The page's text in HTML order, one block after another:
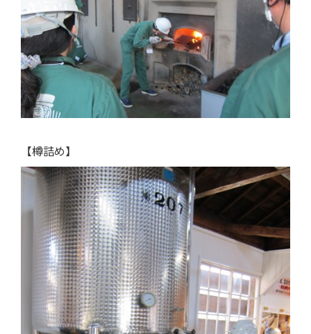
【樽詰め】